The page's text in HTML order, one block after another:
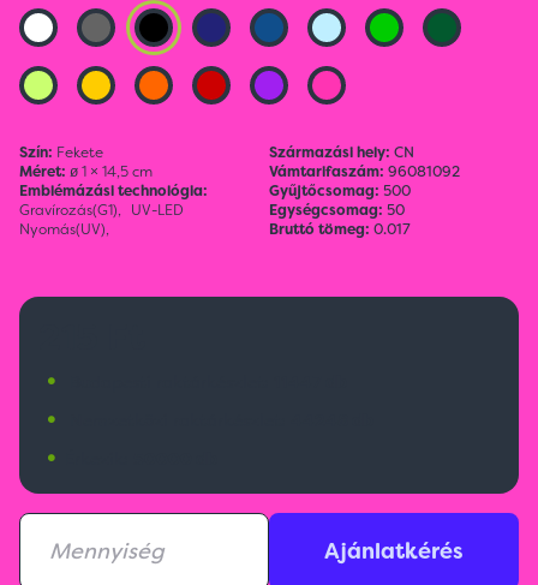
Szín: Fekete
Méret: ø 1 × 14,5 cm
Emblémázási technológia:
Gravírozás(G1), UV-LED
Nyomás(UV),
Származási hely: CN
Vámtarifaszám: 96081092
Gyűjtőcsomag: 500
Egységcsomag: 50
Bruttó tömeg: 0.017
•
•
•
Ajánlatkérés